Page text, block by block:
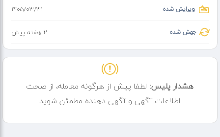
✅️ارسال به سراسر کشور
برای سفارش و اطلاعات بیشتر پیام بدید
ویرایش شده ۱۴۰۵/۰۳/۳۱
جهش شده 2 هفته پیش
هشدار پلیس: لطفا پیش از هرگونه معامله، از صحت
اطلاعات آگهی و آگهی دهنده مطمئن شوید